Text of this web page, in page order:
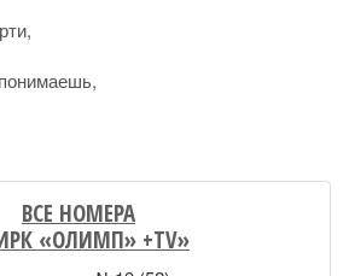
ВСЕ НОМЕРА
«ОЛИМП» +TV»